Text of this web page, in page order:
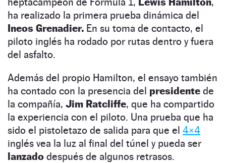
ha realizado la primera prueba dinámica del
Ineos Grenadier. En su toma de contacto, el
piloto inglés ha rodado por rutas dentro y fuera
del asfalto.
Además del propio Hamilton, el ensayo también
ha contado con la presencia del presidente de
la compañía, Jim Ratcliffe, que ha compartido
la experiencia con el piloto. Una prueba que ha
sido el pistoletazo de salida para que el 4×4
inglés vea la luz al final del túnel y pueda ser
lanzado después de algunos retrasos.